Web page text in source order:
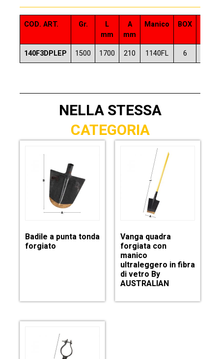
COD. ART. Gr.
L
mm
A
mm
Manico BOX
140F3DPLEP 1500 1700 210 1140FL 6
NELLA STESSA
CATEGORIA
Badile a punta tonda
forgiato
Vanga quadra
forgiata con
manico
ultraleggero in fibra
di vetro By
AUSTRALIAN